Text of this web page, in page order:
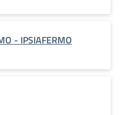
- IPSIAFERMO